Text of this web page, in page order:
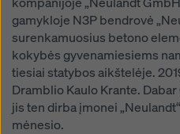
gamykloje N3P bendrovė
surenkamuosius betono
kokybės gyvenamiesiems
tiesiai statybos aikštelėje.
Dramblio Kaulo Krante.
jis ten dirba įmonei
mėnesio.